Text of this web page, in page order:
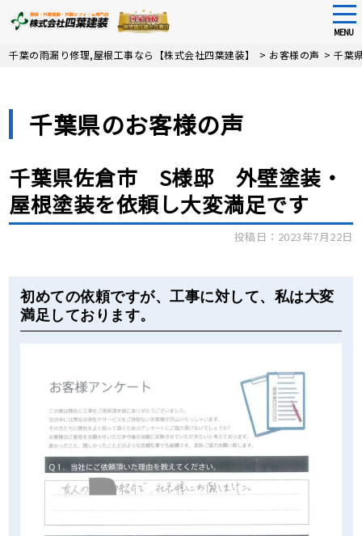
Skip
MENU
千葉の雨漏り修理,屋根工事なら【株式会社四葉建装】 > お客様の声 >千葉
千葉県のお客様の声
千葉県佐倉市 S様邸 外壁塗装・
屋根塗装を依頼し大変満足です
投稿日：2023年7月22日
初めての依頼ですが、工事に対して、私は大変
満足しております。